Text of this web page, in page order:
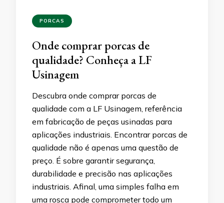
PORCAS
Onde comprar porcas de
qualidade? Conheça a LF
Usinagem
Descubra onde comprar porcas de
qualidade com a LF Usinagem, referência
em fabricação de peças usinadas para
aplicações industriais. Encontrar porcas de
qualidade não é apenas uma questão de
preço. É sobre garantir segurança,
durabilidade e precisão nas aplicações
industriais. Afinal, uma simples falha em
uma rosca pode comprometer todo um